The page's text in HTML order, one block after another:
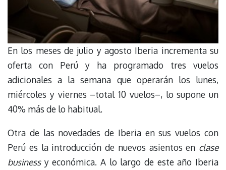
En los meses de julio y agosto Iberia incrementa su
oferta con Perú y ha programado tres vuelos
adicionales a la semana que operarán los lunes,
miércoles y viernes –total 10 vuelos–, lo supone un
40% más de lo habitual.
Otra de las novedades de Iberia en sus vuelos con
Perú es la introducción de nuevos asientos en clase
businessy económica. A lo largo de este año Iberia